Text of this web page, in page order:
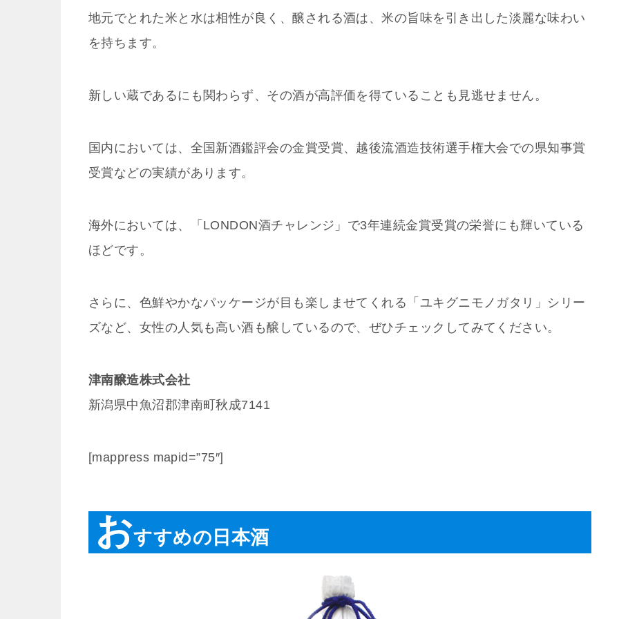
地元でとれた米と水は相性が良く、醸される酒は、米の旨味を引き出した淡麗な味わい
を持ちます。
新しい蔵であるにも関わらず、その酒が高評価を得ていることも見逃せません。
国内においては、全国新酒鑑評会の金賞受賞、越後流酒造技術選手権大会での県知事賞
受賞などの実績があります。
海外においては、「LONDON酒チャレンジ」で3年連続金賞受賞の栄誉にも輝いている
ほどです。
さらに、色鮮やかなパッケージが目も楽しませてくれる「ユキグニモノガタリ」シリー
ズなど、女性の人気も高い酒も醸しているので、ぜひチェックしてみてください。
津南醸造株式会社
新潟県中魚沼郡津南町秋成7141
[mappress mapid=”75″]
おすすめの日本酒